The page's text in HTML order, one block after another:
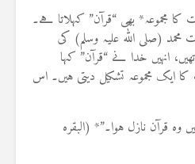
کا مجموعہ* بھی “قرآن” کہلاتا ہے۔
(صلی اللہ علیہ وسلم) کی
انہیں خدا نے “قرآن” کہا
ایک مجموعہ تشکیل دیتی ہیں۔ اس
قرآن نازل ہوا۔”* (البقرہ